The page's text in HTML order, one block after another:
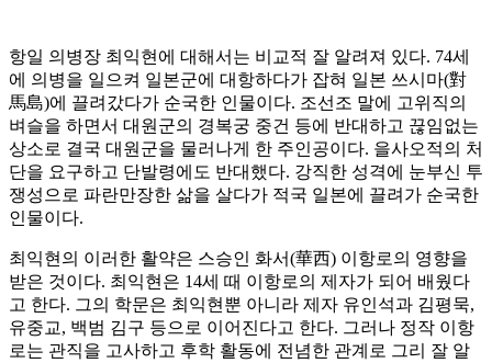
항일 의병장 최익현에 대해서는 비교적 잘 알려져 있다. 74세
에 의병을 일으켜 일본군에 대항하다가 잡혀 일본 쓰시마(對
馬島)에 끌려갔다가 순국한 인물이다. 조선조 말에 고위직의
벼슬을 하면서 대원군의 경복궁 중건 등에 반대하고 끊임없는
상소로 결국 대원군을 물러나게 한 주인공이다. 을사오적의 처
단을 요구하고 단발령에도 반대했다. 강직한 성격에 눈부신 투
쟁성으로 파란만장한 삶을 살다가 적국 일본에 끌려가 순국한
인물이다.
최익현의 이러한 활약은 스승인 화서(華西) 이항로의 영향을
받은 것이다. 최익현은 14세 때 이항로의 제자가 되어 배웠다
고 한다. 그의 학문은 최익현뿐 아니라 제자 유인석과 김평묵,
유중교, 백범 김구 등으로 이어진다고 한다. 그러나 정작 이항
로는 관직을 고사하고 후학 활동에 전념한 관계로 그리 잘 알